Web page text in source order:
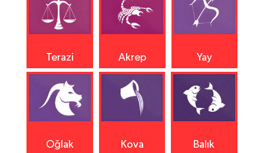
Terazi Akrep Yay
Oğlak Kova Balık